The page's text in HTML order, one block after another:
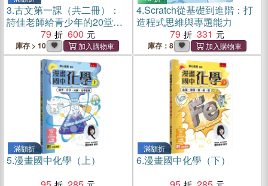
3.古文第一課（共二冊）：
詩佳老師給青少年的20堂會
考古文閱讀與SEL成長課
79 600
庫存 > 10
4.Scratch從基礎到進階：打
造程式思維與專題能力
79
331
庫存：8
滿額折
5.漫畫國中化學（上）
滿額折
6.漫畫國中化學（下）